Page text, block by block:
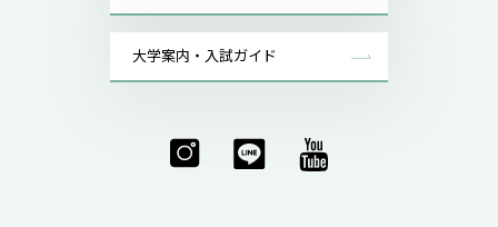
大学案内・入試ガイド